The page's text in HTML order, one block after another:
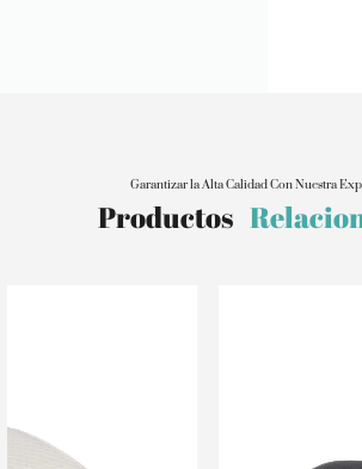
Garantizar la Alta Calidad Con Nuestra
Productos